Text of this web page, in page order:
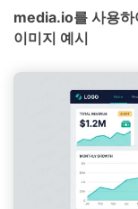
media.io를 사용하
이미지 예시